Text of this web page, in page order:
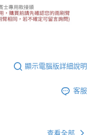
顯示電腦版詳細說明
客服
查看全部